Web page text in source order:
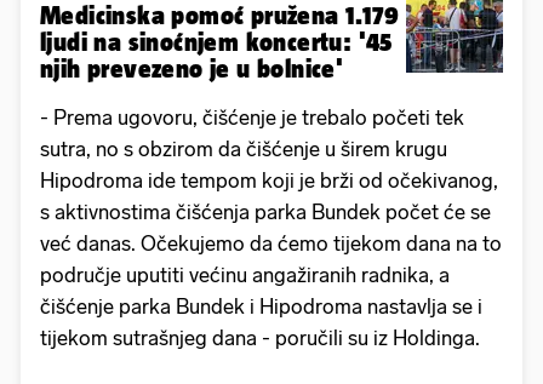
Medicinska pomoć pružena 1.179
ljudi na sinoćnjem koncertu: '45
njih prevezeno je u bolnice'
- Prema ugovoru, čišćenje je trebalo početi tek
sutra, no s obzirom da čišćenje u širem krugu
Hipodroma ide tempom koji je brži od očekivanog,
s aktivnostima čišćenja parka Bundek počet će se
već danas. Očekujemo da ćemo tijekom dana na to
područje uputiti većinu angažiranih radnika, a
čišćenje parka Bundek i Hipodroma nastavlja se i
tijekom sutrašnjeg dana - poručili su iz Holdinga.